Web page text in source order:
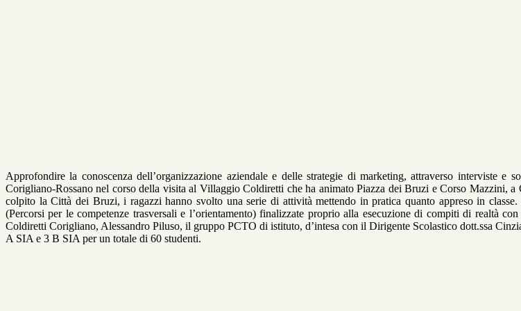
Approfondire la conoscenza dell’organizzazione aziendale e delle strategie di marketing, attraverso interviste
Corigliano-Rossano nel corso della visita al Villaggio Coldiretti che ha animato Piazza dei Bruzi e Corso Mazzini,
colpito la Città dei Bruzi, i ragazzi hanno svolto una serie di attività mettendo in pratica quanto appreso in
(Percorsi per le competenze trasversali e l’orientamento) finalizzate proprio alla esecuzione di compiti di realtà
Coldiretti Corigliano, Alessandro Piluso, il gruppo PCTO di istituto, d’intesa con il Dirigente Scolastico dott.ssa
A SIA e 3 B SIA per un totale di 60 studenti.